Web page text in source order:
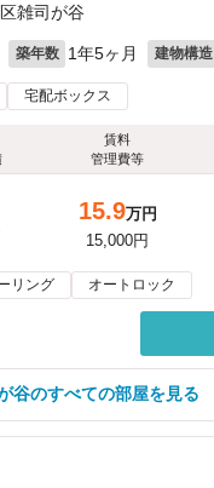
雑司が谷
築年数 1年5ヶ月 建物構造
宅配ボックス
賃料
管理費等
15.9万円
15,000円
リング オートロック
谷のすべての部屋を見る